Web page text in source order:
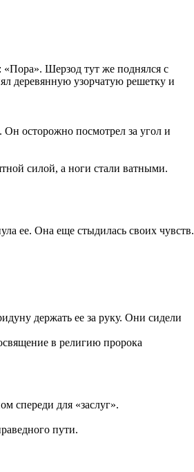
«Пора». Шерзод тут же поднялся с
деревянную узорчатую решетку и
Он осторожно посмотрел за угол и
силой, а ноги стали ватными.
ее. Она еще стыдилась своих чувств.
держать ее за руку. Они сидели
в религию пророка
спереди для «заслуг».
пути.